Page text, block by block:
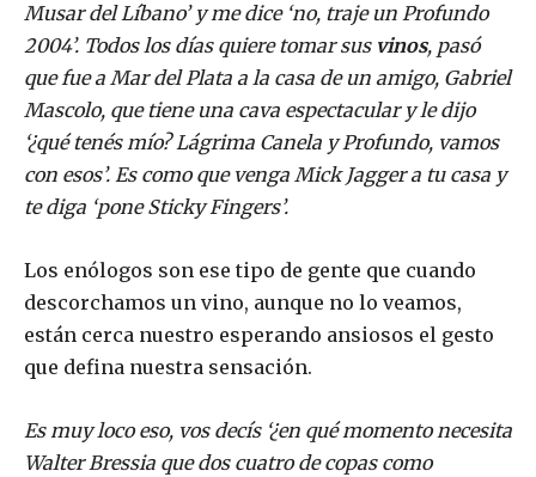
Musar del Líbano’ y me dice ‘no, traje un Profundo
2004’. Todos los días quiere tomar sus vinos, pasó
que fue a Mar del Plata a la casa de un amigo, Gabriel
Mascolo, que tiene una cava espectacular y le dijo
‘¿qué tenés mío? Lágrima Canela y Profundo, vamos
con esos’. Es como que venga Mick Jagger a tu casa y
te diga ‘pone Sticky Fingers’.
Los enólogos son ese tipo de gente que cuando
descorchamos un vino, aunque no lo veamos,
están cerca nuestro esperando ansiosos el gesto
que defina nuestra sensación.
Es muy loco eso, vos decís ‘¿en qué momento necesita
Walter Bressia que dos cuatro de copas como